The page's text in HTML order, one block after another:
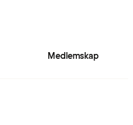
Medlemskap